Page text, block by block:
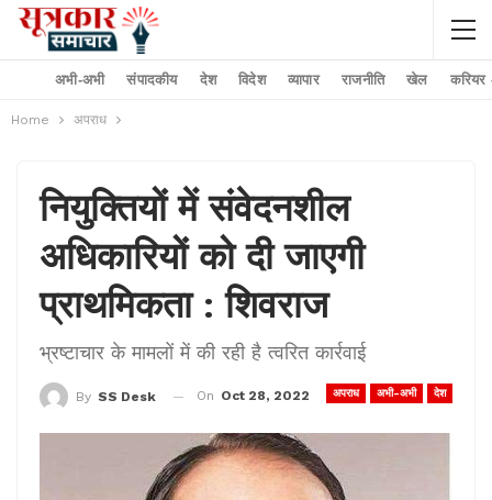
अभी-अभी संपादकीय देश विदेश व्यापार राजनीति खेल करियर
Home अपराध
नियुक्तियों में संवेदनशील
अधिकारियों को दी जाएगी
प्राथमिकता : शिवराज
भ्रष्टाचार के मामलों में की रही है त्वरित कार्रवाई
अपराध अभी-अभी देश
By SS Desk On Oct 28, 2022